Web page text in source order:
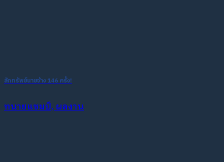
ลักทรัพย์นายจ้าง 146 ครั้ง!
ทนายแชมป์, ผลงาน